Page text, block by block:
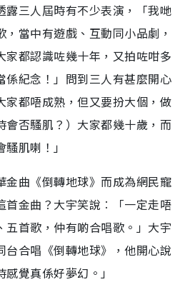
露三人屆時有不少表演，「我哋
當中有遊戲、互動同小品劇，
家都認識咗幾十年，又拍咗咁多
係紀念！」問到三人有甚麼開心
家都唔成熟，但又要扮大個，做
會否騷肌？）大家都幾十歲，而
肌喇！」
金曲《倒轉地球》而成為網民寵
首金曲？大宇笑說︰「一定走唔
五首歌，仲有啲合唱歌。」大宇
台合唱《倒轉地球》，他開心說
覺真係好夢幻。」